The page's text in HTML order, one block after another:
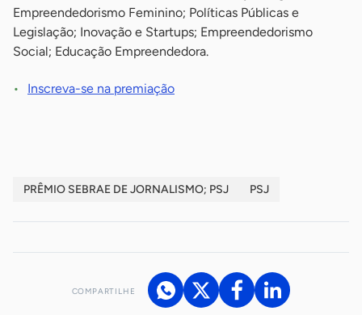
Empreendedorismo Feminino; Políticas Públicas e
Legislação; Inovação e Startups; Empreendedorismo
Social; Educação Empreendedora.
Inscreva-se na premiação
PRÊMIO SEBRAE DE JORNALISMO; PSJ PSJ
COMPARTILHE